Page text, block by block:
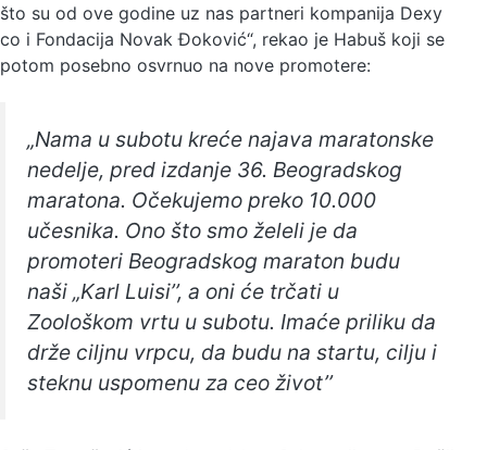
što su od ove godine uz nas partneri kompanija Dexy
co i Fondacija Novak Đoković“, rekao je Habuš koji se
potom posebno osvrnuo na nove promotere:
„Nama u subotu kreće najava maratonske
nedelje, pred izdanje 36. Beogradskog
maratona. Očekujemo preko 10.000
učesnika. Ono što smo želeli je da
promoteri Beogradskog maraton budu
naši „Karl Luisi’’, a oni će trčati u
Zoološkom vrtu u subotu. Imaće priliku da
drže ciljnu vrpcu, da budu na startu, cilju i
steknu uspomenu za ceo život’’